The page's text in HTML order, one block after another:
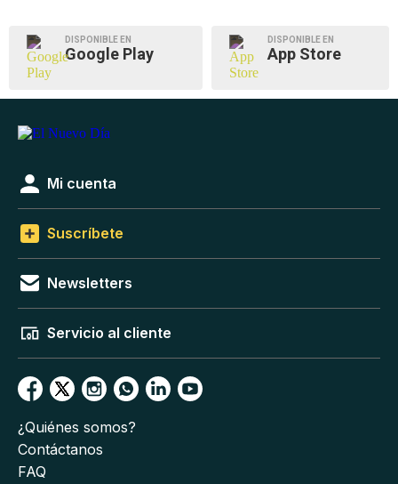
DISPONIBLE EN
Google Play
DISPONIBLE EN
App Store
Mi cuenta
Suscríbete
Newsletters
Servicio al cliente
¿Quiénes somos?
Contáctanos
FAQ